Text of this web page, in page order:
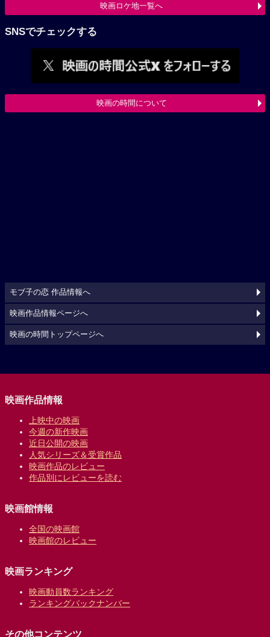
映画ロケ地一覧へ
SNSでチェックする
映画の時間について
モブ子の恋 作品情報へ
映画作品情報ページへ
映画の時間トップページへ
映画作品情報
上映中の映画
今週の新作映画
近日公開の映画
人気シリーズ＆受賞作品
映画作品のレビュー
作品別にレビューを読む
映画館情報
全国の映画館
映画館のレビュー
映画ランキング
映画動員数ランキング
ランキングバックナンバー
その他コンテンツ